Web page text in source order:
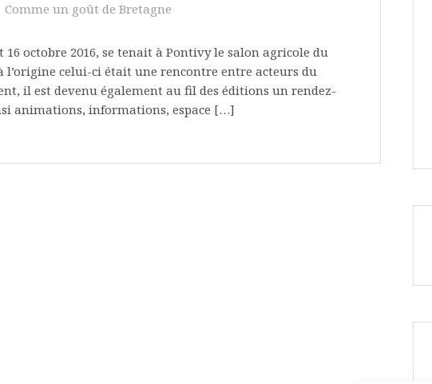
Comme un goût de Bretagne
16 octobre 2016, se tenait à Pontivy le salon agricole du
l’origine celui-ci était une rencontre entre acteurs du
il est devenu également au fil des éditions un rendez-
animations, informations, espace […]